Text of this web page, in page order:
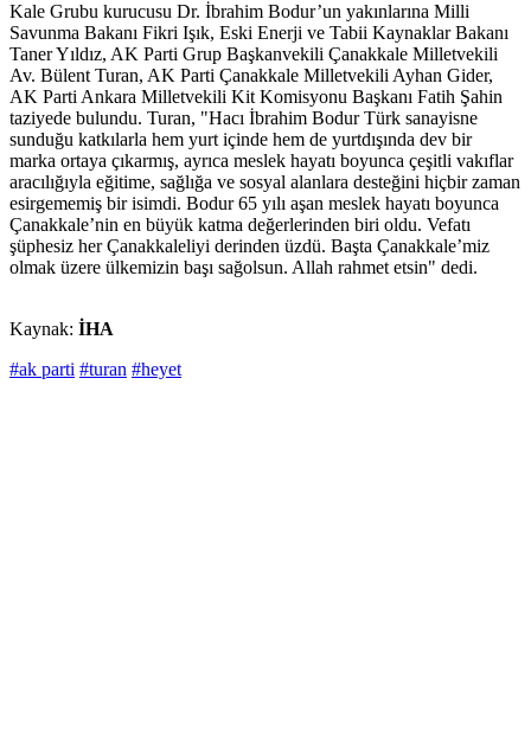
Kale Grubu kurucusu Dr. İbrahim Bodur’un yakınlarına Milli
Savunma Bakanı Fikri Işık, Eski Enerji ve Tabii Kaynaklar Bakanı
Taner Yıldız, AK Parti Grup Başkanvekili Çanakkale Milletvekili
Av. Bülent Turan, AK Parti Çanakkale Milletvekili Ayhan Gider,
AK Parti Ankara Milletvekili Kit Komisyonu Başkanı Fatih Şahin
taziyede bulundu. Turan, "Hacı İbrahim Bodur Türk sanayisne
sunduğu katkılarla hem yurt içinde hem de yurtdışında dev bir
marka ortaya çıkarmış, ayrıca meslek hayatı boyunca çeşitli vakıflar
aracılığıyla eğitime, sağlığa ve sosyal alanlara desteğini hiçbir zaman
esirgememiş bir isimdi. Bodur 65 yılı aşan meslek hayatı boyunca
Çanakkale’nin en büyük katma değerlerinden biri oldu. Vefatı
şüphesiz her Çanakkaleliyi derinden üzdü. Başta Çanakkale’miz
olmak üzere ülkemizin başı sağolsun. Allah rahmet etsin" dedi.
Kaynak: İHA
#ak parti #turan #heyet